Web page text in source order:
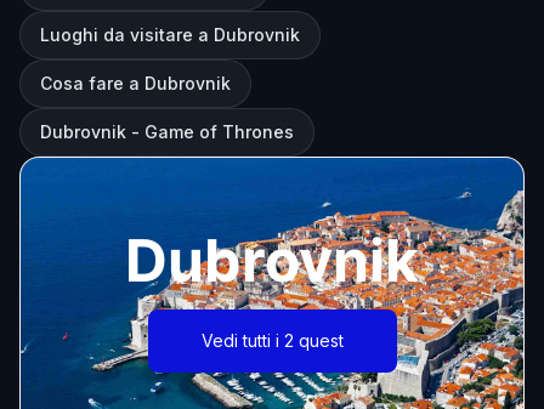
Luoghi da visitare a Dubrovnik
Cosa fare a Dubrovnik
Dubrovnik - Game of Thrones
Dubrovnik
Vedi tutti i 2 quest